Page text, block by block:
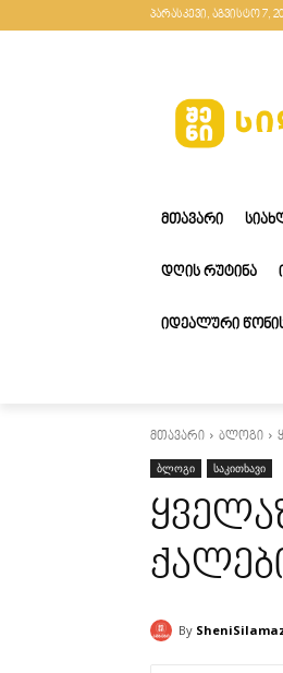
პარასკევი, აგვისტო 7,
ᲛᲗᲐᲕᲐᲠᲘ
ᲓᲦᲘᲡ ᲠᲣᲢᲘᲜᲐ
ᲘᲓᲔᲐᲚᲣᲠᲘ
მთავარი ბლოგი
ბლოგი საკითხავი
By